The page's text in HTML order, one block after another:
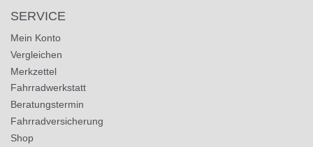
SERVICE
Mein Konto
Vergleichen
Merkzettel
Fahrradwerkstatt
Beratungstermin
Fahrradversicherung
Shop